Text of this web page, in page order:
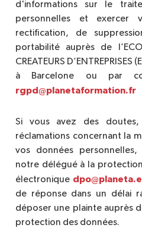
d'informations sur le
personnelles et exercer
rectification, de
portabilité auprès de
CREATEURS
à Barcelone ou par
rgpd@planetaformation.fr
Si vous avez des
réclamations concernant la
vos données
notre délégué à la
électronique
de réponse dans un délai
déposer une plainte auprès
protection des données.